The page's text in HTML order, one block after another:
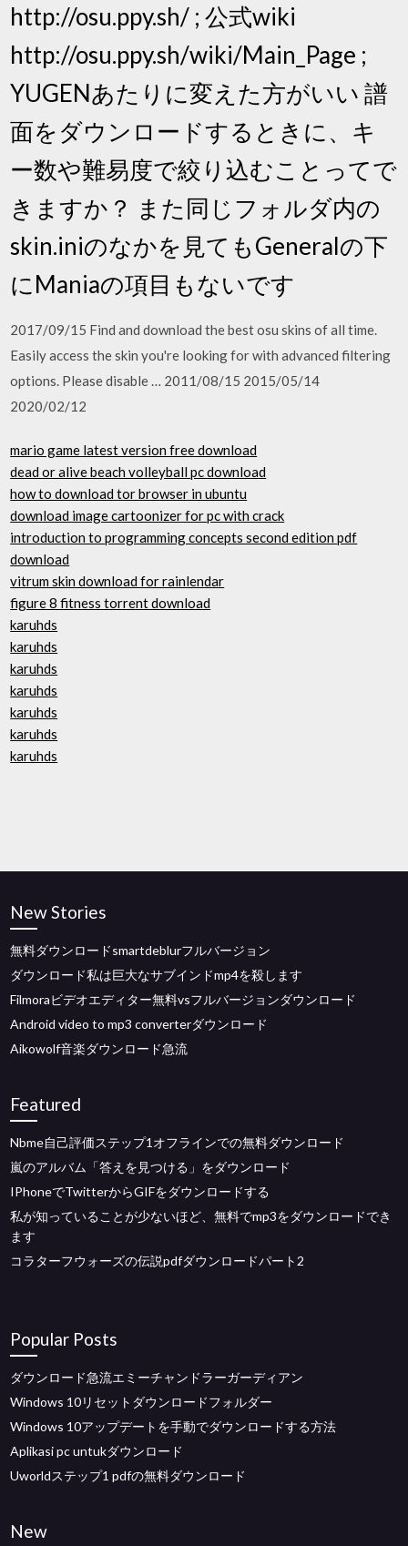
http://osu.ppy.sh/ ; 公式wiki
http://osu.ppy.sh/wiki/Main_Page ;
YUGENあたりに変えた方がいい 譜
面をダウンロードするときに、キ
ー数や難易度で絞り込むことってで
きますか？ また同じフォルダ内の
skin.iniのなかを見てもGeneralの下
にManiaの項目もないです
2017/09/15 Find and download the best osu skins of all time.
Easily access the skin you're looking for with advanced filtering
options. Please disable … 2011/08/15 2015/05/14
2020/02/12
mario game latest version free download
dead or alive beach volleyball pc download
how to download tor browser in ubuntu
download image cartoonizer for pc with crack
introduction to programming concepts second edition pdf
download
vitrum skin download for rainlendar
figure 8 fitness torrent download
karuhds
karuhds
karuhds
karuhds
karuhds
karuhds
karuhds
New Stories
無料ダウンロードsmartdeblurフルバージョン
ダウンロード私は巨大なサブインドmp4を殺します
Filmoraビデオエディター無料vsフルバージョンダウンロード
Android video to mp3 converterダウンロード
Aikowolf音楽ダウンロード急流
Featured
Nbme自己評価ステップ1オフラインでの無料ダウンロード
嵐のアルバム「答えを見つける」をダウンロード
IPhoneでTwitterからGIFをダウンロードする
私が知っていることが少ないほど、無料でmp3をダウンロードでき
ます
コラターフウォーズの伝説pdfダウンロードパート2
Popular Posts
ダウンロード急流エミーチャンドラーガーディアン
Windows 10リセットダウンロードフォルダー
Windows 10アップデートを手動でダウンロードする方法
Aplikasi pc untukダウンロード
Uworldステップ1 pdfの無料ダウンロード
New